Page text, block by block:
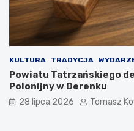
KULTURA TRADYCJA
Powiatu Tatrzańskiego
Polonijny w Derenku
28 lipca 2026 Tomasz